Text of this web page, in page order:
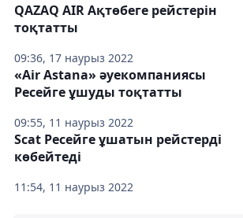
09:36, 17 наурыз 2022
QAZAQ AIR Ақтөбеге рейстерін
тоқтатты
09:55, 11 наурыз 2022
«Air Astana» әуекомпаниясы
Ресейге ұшуды тоқтатты
11:54, 11 наурыз 2022
Scat Ресейге ұшатын рейстерді
көбейтеді